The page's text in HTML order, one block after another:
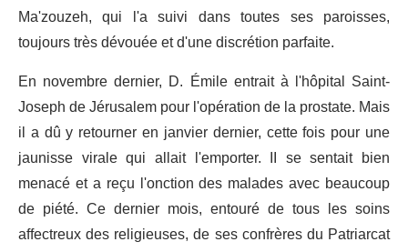
Ma'zouzeh, qui l'a suivi dans toutes ses paroisses,
toujours très dévouée et d'une discrétion parfaite.
En novembre dernier, D. Émile entrait à l'hôpital Saint-
Joseph de Jérusalem pour l'opération de la prostate. Mais
il a dû y retourner en janvier dernier, cette fois pour une
jaunisse virale qui allait l'emporter. II se sentait bien
menacé et a reçu l'onction des malades avec beaucoup
de piété. Ce dernier mois, entouré de tous les soins
affectreux des religieuses, de ses confrères du Patriarcat